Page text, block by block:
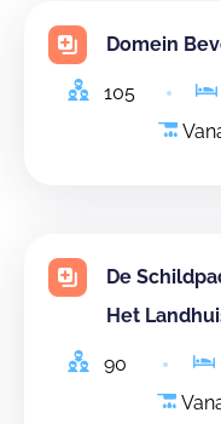
Domein
105
De
Het
90